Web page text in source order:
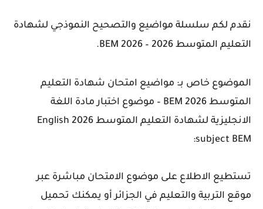
نقدم لكم سلسلة مواضيع والتصحيح النموذجي لشهادة
التعليم المتوسط 2026 – BEM 2026.
الموضوع خاص بـ: مواضيع امتحان شهادة التعليم
المتوسط 2026 BEM – موضوع اختبار مادة اللغة
الانجليزية لشهادة التعليم المتوسط 2026 English
subject BEM:
تستطيع الاطلاع على موضوع الامتحان مباشرة عبر
موقع التربية والتعليم في الجزائر أو يمكنك تحميل